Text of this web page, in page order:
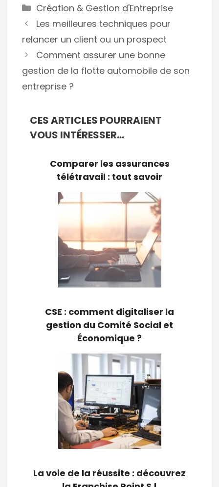
Catégories
Création & Gestion d'Entreprise
Les meilleures techniques pour
relancer un client ou un prospect
Comment assurer une bonne
gestion de la flotte automobile de son
entreprise ?
CES ARTICLES POURRAIENT
VOUS INTÉRESSER...
Comparer les assurances
télétravail : tout savoir
CSE : comment digitaliser la
gestion du Comité Social et
Économique ?
La voie de la réussite : découvrez